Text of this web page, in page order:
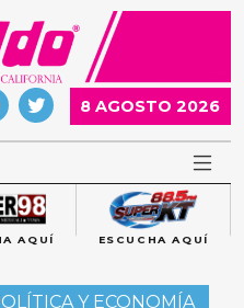
8 AGOSTO 2026
AQUÍ ESCUCHA AQUÍ
Y ECONOMÍA